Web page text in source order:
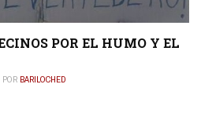
POR EL HUMO Y EL
POR BARILOCHED